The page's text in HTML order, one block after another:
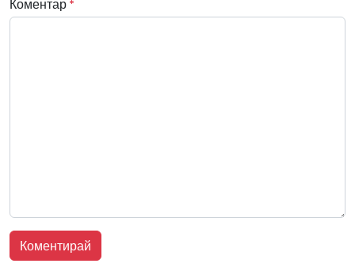
Коментар *